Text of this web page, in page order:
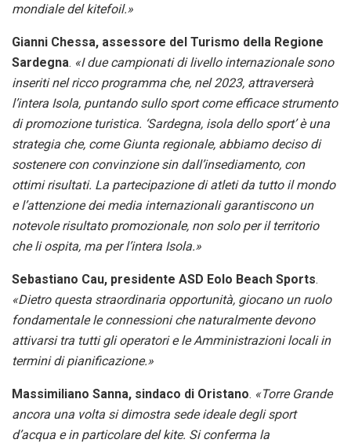
mondiale del kitefoil.»
Gianni Chessa, assessore del Turismo della Regione
Sardegna. «I due campionati di livello internazionale sono
inseriti nel ricco programma che, nel 2023, attraverserà
l’intera Isola, puntando sullo sport come efficace strumento
di promozione turistica. ‘Sardegna, isola dello sport’ è una
strategia che, come Giunta regionale, abbiamo deciso di
sostenere con convinzione sin dall’insediamento, con
ottimi risultati. La partecipazione di atleti da tutto il mondo
e l’attenzione dei media internazionali garantiscono un
notevole risultato promozionale, non solo per il territorio
che li ospita, ma per l’intera Isola.»
Sebastiano Cau, presidente ASD Eolo Beach Sports.
«Dietro questa straordinaria opportunità, giocano un ruolo
fondamentale le connessioni che naturalmente devono
attivarsi tra tutti gli operatori e le Amministrazioni locali in
termini di pianificazione.»
Massimiliano Sanna, sindaco di Oristano. «Torre Grande
ancora una volta si dimostra sede ideale degli sport
d’acqua e in particolare del kite. Si conferma la